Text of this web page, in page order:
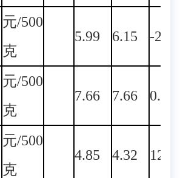
元/500
克
5.99 6.15 -
元/500
克
7.66 7.66 0.00
元/500
克
4.85 4.32